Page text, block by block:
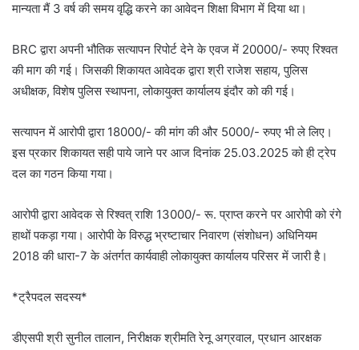
मान्यता मैं 3 वर्ष की समय वृद्धि करने का आवेदन शिक्षा विभाग में दिया था।
BRC द्वारा अपनी भौतिक सत्यापन रिपोर्ट देने के एवज में 20000/- रुपए रिश्वत
की माग की गई। जिसकी शिकायत आवेदक द्वारा श्री राजेश सहाय, पुलिस
अधीक्षक, विशेष पुलिस स्थापना, लोकायुक्त कार्यालय इंदौर को की गई।
सत्यापन में आरोपी द्वारा 18000/- की मांग की और 5000/- रुपए भी ले लिए।
इस प्रकार शिकायत सही पाये जाने पर आज दिनांक 25.03.2025 को ही ट्रेप
दल का गठन किया गया।
आरोपी द्वारा आवेदक से रिश्वत् राशि 13000/- रू. प्राप्त करने पर आरोपी को रंगे
हाथों पकड़ा गया। आरोपी के विरुद्ध भ्रष्टाचार निवारण (संशोधन) अधिनियम
2018 की धारा-7 के अंतर्गत कार्यवाही लोकायुक्त कार्यालय परिसर में जारी है।
*ट्रैपदल सदस्य*
डीएसपी श्री सुनील तालान, निरीक्षक श्रीमति रेनू अग्रवाल, प्रधान आरक्षक